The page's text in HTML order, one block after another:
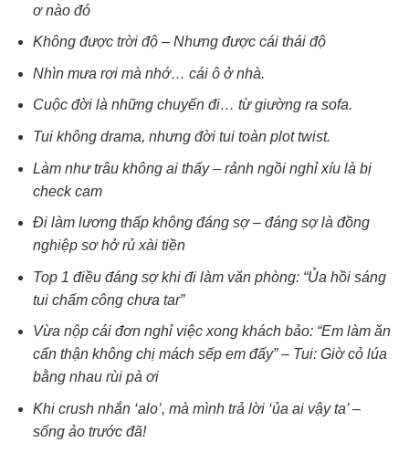
ơ nào đó
Không được trời độ – Nhưng được cái thái độ
Nhìn mưa rơi mà nhớ… cái ô ở nhà.
Cuộc đời là những chuyến đi… từ giường ra sofa.
Tui không drama, nhưng đời tui toàn plot twist.
Làm như trâu không ai thấy – rảnh ngồi nghỉ xíu là bị
check cam
Đi làm lương thấp không đáng sợ – đáng sợ là đồng
nghiệp sơ hở rủ xài tiền
Top 1 điều đáng sợ khi đi làm văn phòng: “Ủa hồi sáng
tui chấm công chưa tar”
Vừa nộp cái đơn nghỉ việc xong khách bảo: “Em làm ăn
cẩn thận không chị mách sếp em đấy” – Tui: Giờ cỏ lúa
bằng nhau rùi pà ơi
Khi crush nhắn ‘alo’, mà mình trả lời ‘ủa ai vậy ta’ –
sống ảo trước đã!